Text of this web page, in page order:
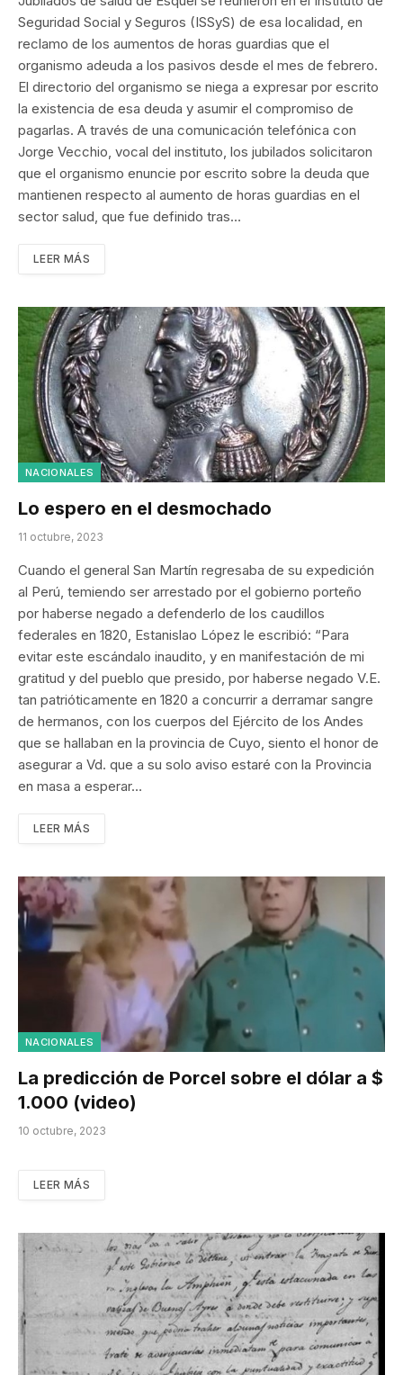
Seguridad Social y Seguros (ISSyS) de esa localidad, en
reclamo de los aumentos de horas guardias que el
organismo adeuda a los pasivos desde el mes de febrero.
El directorio del organismo se niega a expresar por escrito
la existencia de esa deuda y asumir el compromiso de
pagarlas. A través de una comunicación telefónica con
Jorge Vecchio, vocal del instituto, los jubilados solicitaron
que el organismo enuncie por escrito sobre la deuda que
mantienen respecto al aumento de horas guardias en el
sector salud, que fue definido tras…
LEER MÁS
NACIONALES
Lo espero en el desmochado
11 octubre, 2023
Cuando el general San Martín regresaba de su expedición
al Perú, temiendo ser arrestado por el gobierno porteño
por haberse negado a defenderlo de los caudillos
federales en 1820, Estanislao López le escribió: “Para
evitar este escándalo inaudito, y en manifestación de mi
gratitud y del pueblo que presido, por haberse negado V.E.
tan patrióticamente en 1820 a concurrir a derramar sangre
de hermanos, con los cuerpos del Ejército de los Andes
que se hallaban en la provincia de Cuyo, siento el honor de
asegurar a Vd. que a su solo aviso estaré con la Provincia
en masa a esperar…
LEER MÁS
NACIONALES
La predicción de Porcel sobre el dólar a $
1.000 (video)
10 octubre, 2023
LEER MÁS